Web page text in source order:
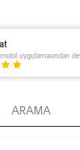
uygulamasından